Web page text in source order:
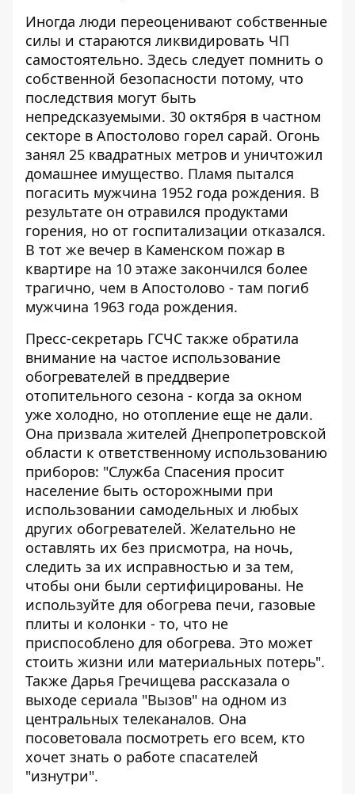
Иногда люди переоценивают собственные
силы и стараются ликвидировать ЧП
самостоятельно. Здесь следует помнить о
собственной безопасности потому, что
последствия могут быть
непредсказуемыми. 30 октября в частном
секторе в Апостолово горел сарай. Огонь
занял 25 квадратных метров и уничтожил
домашнее имущество. Пламя пытался
погасить мужчина 1952 года рождения. В
результате он отравился продуктами
горения, но от госпитализации отказался.
В тот же вечер в Каменском пожар в
квартире на 10 этаже закончился более
трагично, чем в Апостолово - там погиб
мужчина 1963 года рождения.
Пресс-секретарь ГСЧС также обратила
внимание на частое использование
обогревателей в преддверие
отопительного сезона - когда за окном
уже холодно, но отопление еще не дали.
Она призвала жителей Днепропетровской
области к ответственному использованию
приборов: "Служба Спасения просит
население быть осторожными при
использовании самодельных и любых
других обогревателей. Желательно не
оставлять их без присмотра, на ночь,
следить за их исправностью и за тем,
чтобы они были сертифицированы. Не
используйте для обогрева печи, газовые
плиты и колонки - то, что не
приспособлено для обогрева. Это может
стоить жизни или материальных потерь".
Также Дарья Гречищева рассказала о
выходе сериала "Вызов" на одном из
центральных телеканалов. Она
посоветовала посмотреть его всем, кто
хочет знать о работе спасателей
"изнутри".